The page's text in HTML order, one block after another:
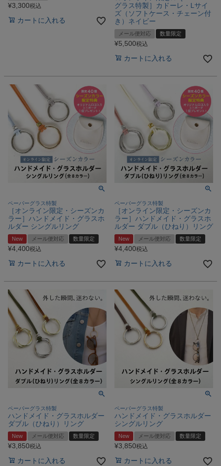
¥3,300税込
カートに入れる
グラス特製］カドーレ・Lサイ
ズ（ソフトケース・チェーン付
き）ネイビー
メール便対応 数量限定
¥5,500税込
カートに入れる
ペーパーグラス特製
［オンライン限定・シーズンカ
ラー］ハンドメイド・グラスホ
ルダー シングルリング
New メール便対応 数量限定
¥4,400税込
カートに入れる
ペーパーグラス特製
［オンライン限定・シーズンカ
ラー］ハンドメイド・グラスホ
ルダー ダブル（ひねり）リング
New メール便対応 数量限定
¥4,400税込
カートに入れる
ペーパーグラス特製
ハンドメイド・グラスホルダー
ダブル（ひねり）リング
New メール便対応 数量限定
¥3,850税込
カートに入れる
ペーパーグラス特製
ハンドメイド・グラスホルダー
シングルリング
New メール便対応 数量限定
¥3,850税込
カートに入れる